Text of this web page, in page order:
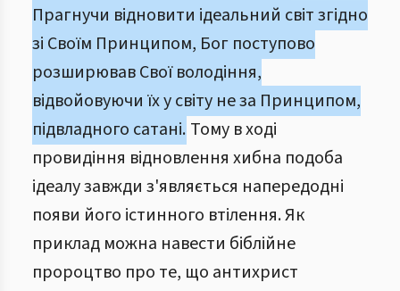
Прагнучи відновити ідеальний світ згідно
зі Своїм Принципом, Бог поступово
розширював Свої володіння,
відвойовуючи їх у світу не за Принципом,
підвладного сатані. Тому в ході
провидіння відновлення хибна подоба
ідеалу завжди з'являється напередодні
появи його істинного втілення. Як
приклад можна навести біблійне
пророцтво про те, що антихрист